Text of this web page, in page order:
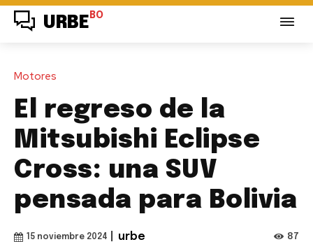
URBE BO
Motores
El regreso de la
Mitsubishi Eclipse
Cross: una SUV
pensada para Bolivia
15 noviembre 2024 urbe 87